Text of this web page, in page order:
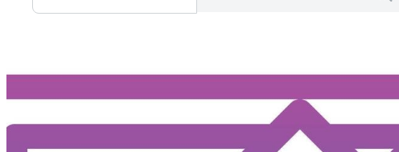
Todas Imágenes
Plantillas
Gráficos en Movimiento